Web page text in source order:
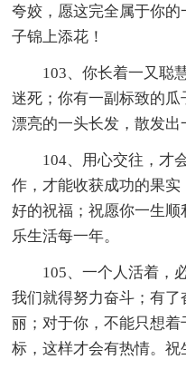
夸姣，愿这完全属于你的
子锦上添花！
103、你长着一又聪
迷死；你有一副标致的
漂亮的一头长发，散发出
104、用心交往，才
作，才能收获成功的果
好的祝福；祝愿你一生
乐生活每一年。
105、一个人活着，
我们就得努力奋斗；有
丽；对于你，不能只想着
标，这样才会有热情。祝